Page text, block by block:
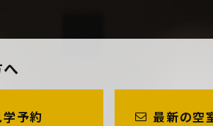
学予約 最新の空